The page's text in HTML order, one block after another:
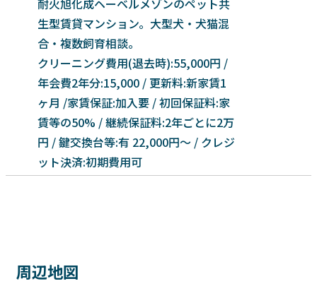
耐火旭化成ヘーベルメゾンのペット共
生型賃貸マンション。大型犬・犬猫混
合・複数飼育相談。
クリーニング費用(退去時):55,000円 /
年会費2年分:15,000 / 更新料:新家賃1
ヶ月 /家賃保証:加入要 / 初回保証料:家
賃等の50% / 継続保証料:2年ごとに2万
円 / 鍵交換台等:有 22,000円～ / クレジ
ット決済:初期費用可
周辺地図